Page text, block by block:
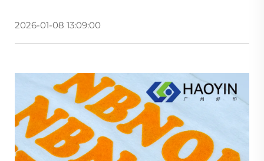
2026-01-08 13:09:00